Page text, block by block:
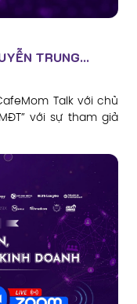
TRUNG...
Talk với chủ
với sự tham giả